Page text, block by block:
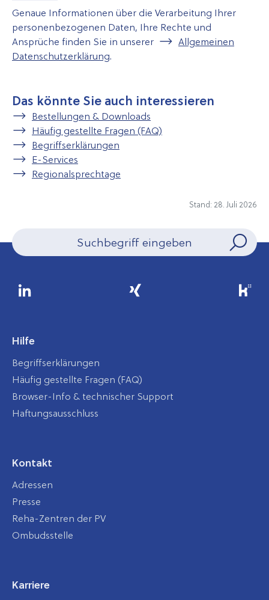
Genaue Informationen über die Verarbeitung Ihrer
personenbezogenen Daten, Ihre Rechte und
Ansprüche finden Sie in unserer
Allgemeinen
Datenschutzerklärung.
Das könnte Sie auch interessieren
Bestellungen & Downloads
Häufig gestellte Fragen (FAQ)
Begriffserklärungen
E-Services
Regionalsprechtage
Stand: 28. Juli 2026
Hilfe
Begriffserklärungen
Häufig gestellte Fragen (FAQ)
Browser-Info & technischer Support
Haftungsausschluss
Kontakt
Adressen
Presse
Reha-Zentren der PV
Ombudsstelle
Karriere